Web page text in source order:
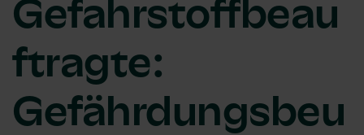
Gefahrstoffbeau
ftragte:
Gefährdungsbeu